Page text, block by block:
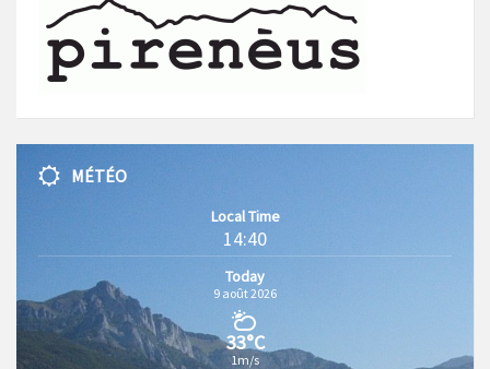
MÉTÉO
Local Time
14:40
Today
9 août 2026
33°C
1m/s